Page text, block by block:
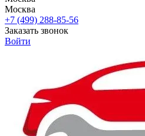
Москва
+7 (499) 288-85-56
Заказать звонок
Войти